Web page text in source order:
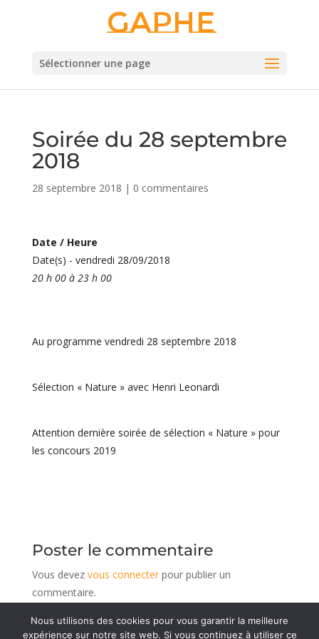
Gaphe
Sélectionner une page
Soirée du 28 septembre
2018
28 septembre 2018 | 0 commentaires
Date / Heure
Date(s) - vendredi 28/09/2018
20 h 00 à 23 h 00
Au programme vendredi 28 septembre 2018
Sélection « Nature » avec Henri Leonardi
Attention dernière soirée de sélection « Nature » pour
les concours 2019
Poster le commentaire
Vous devez vous connecterpour publier un
commentaire.
Nous utilisons des cookies pour vous garantir la meilleure
expérience sur notre site web. Si vous continuez à utiliser ce